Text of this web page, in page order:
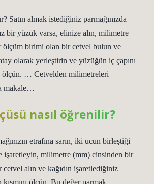
Satın almak istediğiniz parmağınızda
bir yüzük varsa, elinize alın, milimetre
ölçüm birimi olan bir cetvel bulun ve
olarak yerleştirin ve yüzüğün iç çapını
ölçün. … Cetvelden milimetreleri
makale…
nasıl öğrenilir?
etrafına sarın, iki ucun birleştiği
işaretleyin, milimetre (mm) cinsinden bir
alın ve kağıdın işaretlediğiniz
ölçün. Bu değer parmak